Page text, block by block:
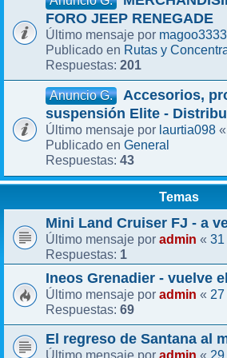
FORO JEEP RENEGADE
Último mensaje por magoo3333
Publicado en Rutas y
Respuestas: 201
Anuncio G.
Accesorios,
suspensión Elite -
Último mensaje por laurtia098 «
Publicado en General
Respuestas: 43
Temas
Mini Land Cruiser FJ - a
Último mensaje por admin « 31
Respuestas: 1
Ineos Grenadier - vuelve
Último mensaje por admin «
Respuestas: 69
El regreso de Santana al
Último mensaje por admin «